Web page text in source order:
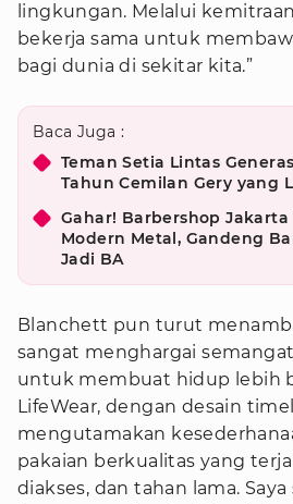
lingkungan. Melalui
bekerja sama untuk
bagi dunia di sekitar kita.”
Baca Juga :
Teman Setia Lintas
Tahun Cemilan Gery yang
Gahar! Barbershop Jakarta
Modern Metal, Gandeng
Jadi BA
Blanchett pun turut
sangat menghargai
untuk membuat hidup lebih
LifeWear, dengan desain
mengutamakan
pakaian berkualitas yang
diakses, dan tahan lama. Saya